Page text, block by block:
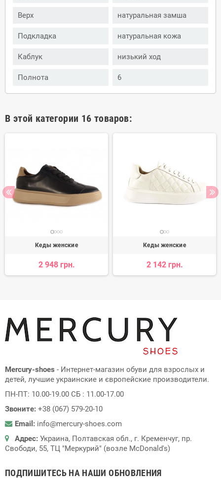
Верх натуральная замша
Подкладка натуральная кожа
Каблук низький ход
Полнота 6
В этой категории 16 товаров:
Кеды женские
2 948 грн.
Кеды женские
2 142 грн.
Mercury-shoes - Интернет-магазин обуви для взрослых и
детей, лучшие украинские и європейские производители.
ПН-ПТ: 10.00-19.00 СБ : 11.00-17.00
Звоните: +38 (067) 579-20-10
Email: info@mercury-shoes.com
Адрес: Украина, Полтавская обл., г. Кременчуг, пр.
Свободи, 55, ТЦ "Меркурий" (возле McDonald's)
ПОДПИШИТЕСЬ НА НАШИ ОБНОВЛЕНИЯ